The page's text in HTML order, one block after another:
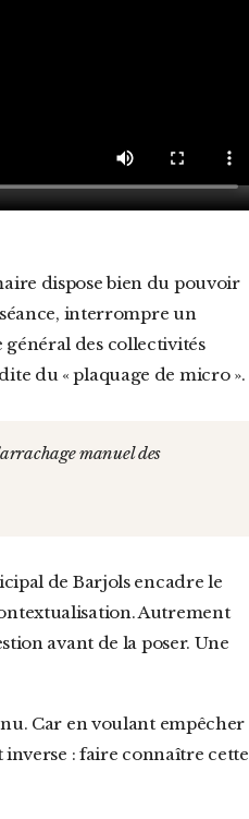
séance, interrompre un
des collectivités
du « plaquage de micro ».
Autrement
avant de la poser. Une
inverse : faire connaître cette